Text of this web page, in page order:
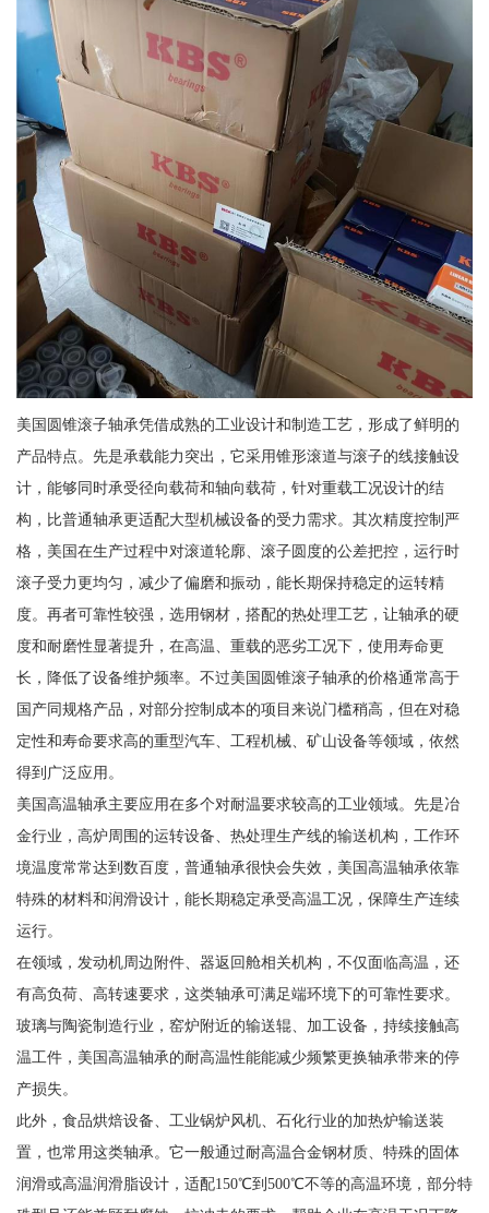
美国圆锥滚子轴承凭借成熟的工业设计和制造工艺，形成了鲜明的
产品特点。先是承载能力突出，它采用锥形滚道与滚子的线接触设
计，能够同时承受径向载荷和轴向载荷，针对重载工况设计的结
构，比普通轴承更适配大型机械设备的受力需求。其次精度控制严
格，美国在生产过程中对滚道轮廓、滚子圆度的公差把控，运行时
滚子受力更均匀，减少了偏磨和振动，能长期保持稳定的运转精
度。再者可靠性较强，选用钢材，搭配的热处理工艺，让轴承的硬
度和耐磨性显著提升，在高温、重载的恶劣工况下，使用寿命更
长，降低了设备维护频率。不过美国圆锥滚子轴承的价格通常高于
国产同规格产品，对部分控制成本的项目来说门槛稍高，但在对稳
定性和寿命要求高的重型汽车、工程机械、矿山设备等领域，依然
得到广泛应用。
美国高温轴承主要应用在多个对耐温要求较高的工业领域。先是冶
金行业，高炉周围的运转设备、热处理生产线的输送机构，工作环
境温度常常达到数百度，普通轴承很快会失效，美国高温轴承依靠
特殊的材料和润滑设计，能长期稳定承受高温工况，保障生产连续
运行。
在领域，发动机周边附件、器返回舱相关机构，不仅面临高温，还
有高负荷、高转速要求，这类轴承可满足端环境下的可靠性要求。
玻璃与陶瓷制造行业，窑炉附近的输送辊、加工设备，持续接触高
温工件，美国高温轴承的耐高温性能能减少频繁更换轴承带来的停
产损失。
此外，食品烘焙设备、工业锅炉风机、石化行业的加热炉输送装
置，也常用这类轴承。它一般通过耐高温合金钢材质、特殊的固体
润滑或高温润滑脂设计，适配150℃到500℃不等的高温环境，部分特